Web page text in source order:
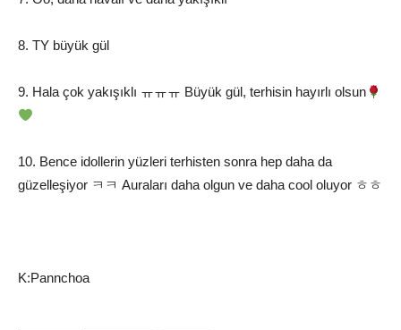
8. TY büyük gül
9. Hala çok yakışıklı ㅠㅠㅠ Büyük gül, terhisin hayırlı olsun
10. Bence idollerin yüzleri terhisten sonra hep daha da
güzelleşiyor ㅋㅋ Auraları daha olgun ve daha cool oluyor ㅎㅎ
K:Pannchoa